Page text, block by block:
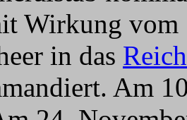
Wirkung
in das
Am